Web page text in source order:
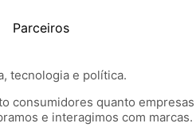
Parceiros
tecnologia e política.
quanto
e interagimos com marcas.